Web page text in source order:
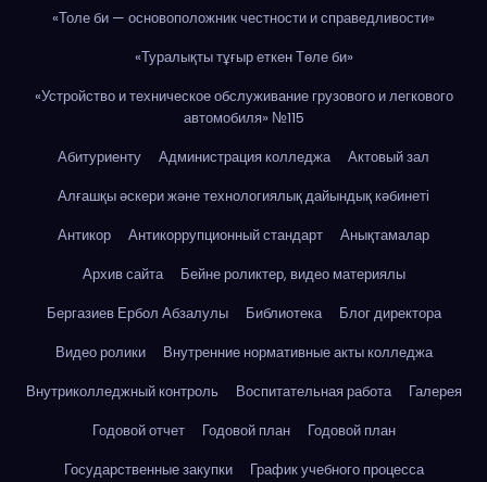
«Толе би — основоположник честности и справедливости»
«Туралықты тұғыр еткен Төле би»
«Устройство и техническое обслуживание грузового и легкового
автомобиля» №115
Абитуриенту
Администрация колледжа
Актовый зал
Алғашқы әскери және технологиялық дайындық кәбинеті
Антикор
Антикоррупционный стандарт
Анықтамалар
Архив сайта
Бейне роликтер, видео материялы
Бергазиев Ербол Абзалулы
Библиотека
Блог директора
Видео ролики
Внутренние нормативные акты колледжа
Внутриколледжный контроль
Воспитательная работа
Галерея
Годовой отчет
Годовой план
Годовой план
Государственные закупки
График учебного процесса